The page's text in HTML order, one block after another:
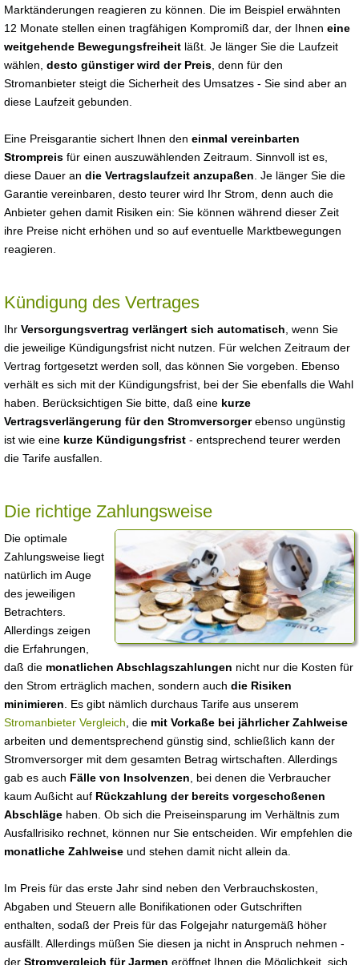
Marktänderungen reagieren zu können. Die im Beispiel erwähnten
12 Monate stellen einen tragfähigen Kompromiß dar, der Ihnen eine
weitgehende Bewegungsfreiheit läßt. Je länger Sie die Laufzeit
wählen, desto günstiger wird der Preis , denn für den
Stromanbieter steigt die Sicherheit des Umsatzes - Sie sind aber an
diese Laufzeit gebunden.
Eine Preisgarantie sichert Ihnen den einmal vereinbarten
Strompreis für einen auszuwählenden Zeitraum. Sinnvoll ist es,
diese Dauer an die Vertragslaufzeit anzupaßen . Je länger Sie die
Garantie vereinbaren, desto teurer wird Ihr Strom, denn auch die
Anbieter gehen damit Risiken ein: Sie können während dieser Zeit
ihre Preise nicht erhöhen und so auf eventuelle Marktbewegungen
reagieren.
Kündigung des Vertrages
Ihr Versorgungsvertrag verlängert sich automatisch , wenn Sie
die jeweilige Kündigungsfrist nicht nutzen. Für welchen Zeitraum der
Vertrag fortgesetzt werden soll, das können Sie vorgeben. Ebenso
verhält es sich mit der Kündigungsfrist, bei der Sie ebenfalls die Wahl
haben. Berücksichtigen Sie bitte, daß eine kurze
Vertragsverlängerung für den Stromversorgerebenso ungünstig
ist wie eine kurze Kündigungsfrist - entsprechend teurer werden
die Tarife ausfallen.
Die richtige Zahlungsweise
Die optimale
Zahlungsweise liegt
natürlich im Auge
des jeweiligen
Betrachters.
Allerdings zeigen
die Erfahrungen,
daß die monatlichen Abschlagszahlungen nicht nur die Kosten für
den Strom erträglich machen, sondern auch die Risiken
minimieren . Es gibt nämlich durchaus Tarife aus unserem
Stromanbieter Vergleich , die mit Vorkaße bei jährlicher Zahlweise
arbeiten und dementsprechend günstig sind, schließlich kann der
Stromversorger mit dem gesamten Betrag wirtschaften. Allerdings
gab es auch Fälle von Insolvenzen , bei denen die Verbraucher
kaum Außicht auf Rückzahlung der bereits vorgeschoßenen
Abschläge haben. Ob sich die Preiseinsparung im Verhältnis zum
Ausfallrisiko rechnet, können nur Sie entscheiden. Wir empfehlen die
monatliche Zahlweise und stehen damit nicht allein da.
Im Preis für das erste Jahr sind neben den Verbrauchskosten,
Abgaben und Steuern alle Bonifikationen oder Gutschriften
enthalten, sodaß der Preis für das Folgejahr naturgemäß höher
ausfällt. Allerdings müßen Sie diesen ja nicht in Anspruch nehmen -
der Stromvergleich für Jarmen eröffnet Ihnen die Möglichkeit, sich